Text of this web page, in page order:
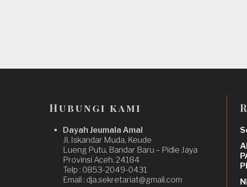
Hubungi kami
Dayah Jeumala Amal
Jl. Iskandar Muda, Keude
Lueng Putu, Bandar Baru – Pidie Jaya
Provinsi Aceh. 24184
Telp : 0853-2049-0431
Email : dja.sekretariat@gmail.com